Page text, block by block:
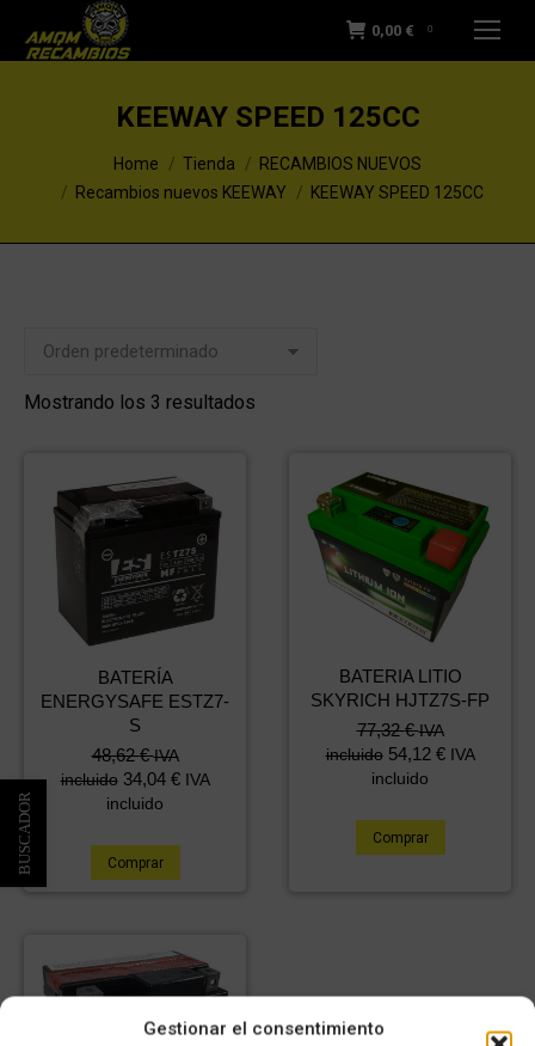
Gestionar el consentimiento
0,00 € 0
KEEWAY SPEED 125CC
You are here:Home Tienda
RECAMBIOS NUEVOS
Recambios nuevos KEEWAY
KEEWAY SPEED 125CC
Mostrando los 3 resultados
BATERÍA
ENERGYSAFE ESTZ7-
S
48,62€ IVA
incluido 34,04 € IVA
incluido
Comprar
BATERIA LITIO
SKYRICH HJTZ7S-FP
77,32€ IVA
incluido 54,12 € IVA
incluido
Comprar